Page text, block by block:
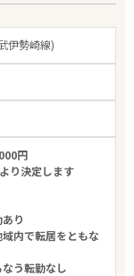
伊勢崎線)
円
り決定します
り
内で転居をともな
う転勤なし